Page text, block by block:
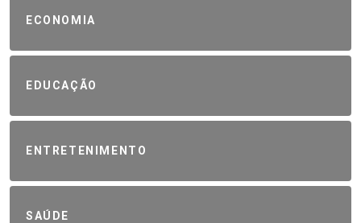
ECONOMIA
EDUCAÇÃO
ENTRETENIMENTO
SAÚDE